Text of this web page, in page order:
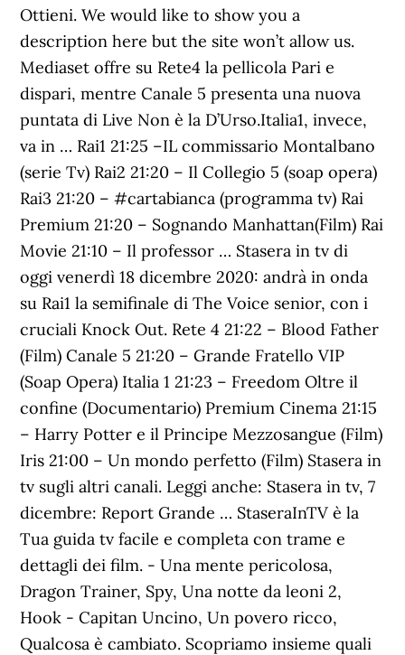
Ottieni. We would like to show you a
description here but the site won’t allow us.
Mediaset offre su Rete4 la pellicola Pari e
dispari, mentre Canale 5 presenta una nuova
puntata di Live Non è la D’Urso.Italia1, invece,
va in … Rai1 21:25 –IL commissario Montalbano
(serie Tv) Rai2 21:20 – Il Collegio 5 (soap opera)
Rai3 21:20 – #cartabianca (programma tv) Rai
Premium 21:20 – Sognando Manhattan(Film) Rai
Movie 21:10 – Il professor … Stasera in tv di
oggi venerdì 18 dicembre 2020: andrà in onda
su Rai1 la semifinale di The Voice senior, con i
cruciali Knock Out. Rete 4 21:22 – Blood Father
(Film) Canale 5 21:20 – Grande Fratello VIP
(Soap Opera) Italia 1 21:23 – Freedom Oltre il
confine (Documentario) Premium Cinema 21:15
– Harry Potter e il Principe Mezzosangue (Film)
Iris 21:00 – Un mondo perfetto (Film) Stasera in
tv sugli altri canali. Leggi anche: Stasera in tv, 7
dicembre: Report Grande … StaseraInTV è la
Tua guida tv facile e completa con trame e
dettagli dei film. - Una mente pericolosa,
Dragon Trainer, Spy, Una notte da leoni 2,
Hook - Capitan Uncino, Un povero ricco,
Qualcosa è cambiato. Scopriamo insieme quali